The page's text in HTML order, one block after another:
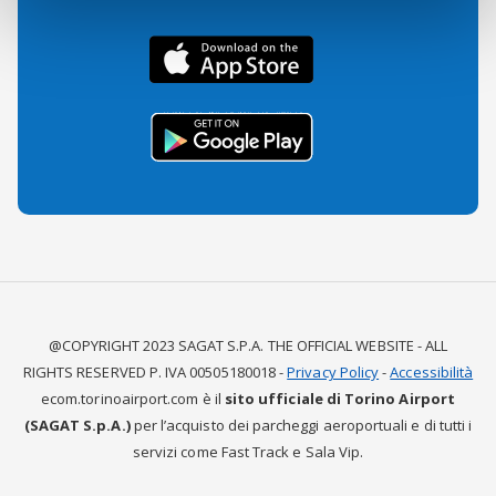
@COPYRIGHT 2023 SAGAT S.P.A. THE OFFICIAL WEBSITE - ALL
RIGHTS RESERVED P. IVA 00505180018 -Privacy Policy-Accessibilità
ecom.torinoairport.com è il sito ufficiale di Torino Airport
(SAGAT S.p.A.)per l’acquisto dei parcheggi aeroportuali e di tutti i
servizi come Fast Track e Sala Vip.